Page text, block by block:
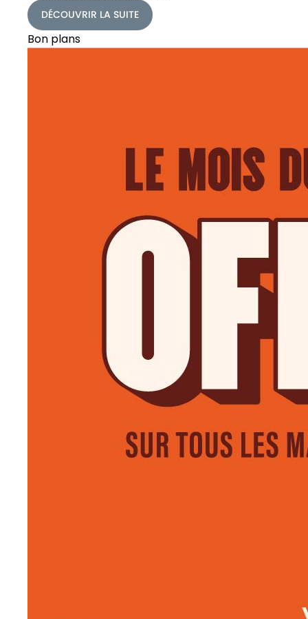
DÉCOUVRIR LA SUITE
Bon plans